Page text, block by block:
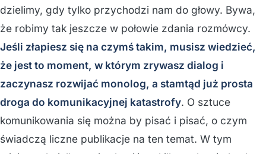
dzielimy, gdy tylko przychodzi nam do głowy. Bywa,
że robimy tak jeszcze w połowie zdania rozmówcy.
Jeśli złapiesz się na czymś takim, musisz wiedzieć,
że jest to moment, w którym zrywasz dialog i
zaczynasz rozwijać monolog, a stamtąd już prosta
droga do komunikacyjnej katastrofy. O sztuce
komunikowania się można by pisać i pisać, o czym
świadczą liczne publikacje na ten temat. W tym